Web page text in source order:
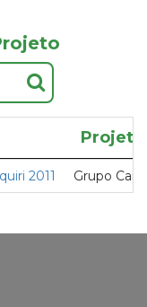
Projeto
2011 Grupo